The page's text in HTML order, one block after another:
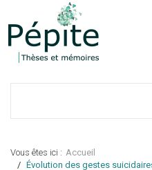
Vous êtes ici : Accueil
Évolution des gestes